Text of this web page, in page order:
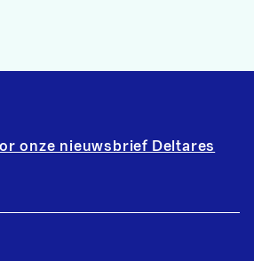
onze nieuwsbrief Deltares